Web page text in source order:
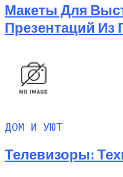
Макеты Для
Презентаций Из
ДОМ И УЮТ
Телевизоры: